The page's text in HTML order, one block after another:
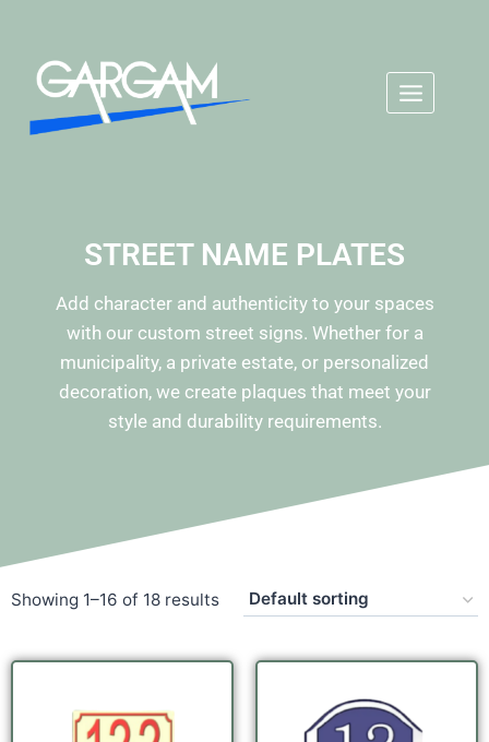
STREET NAME PLATES
Add character and authenticity to your spaces
with our custom street signs. Whether for a
municipality, a private estate, or personalized
decoration, we create plaques that meet your
style and durability requirements.
Showing 1–16 of 18 results